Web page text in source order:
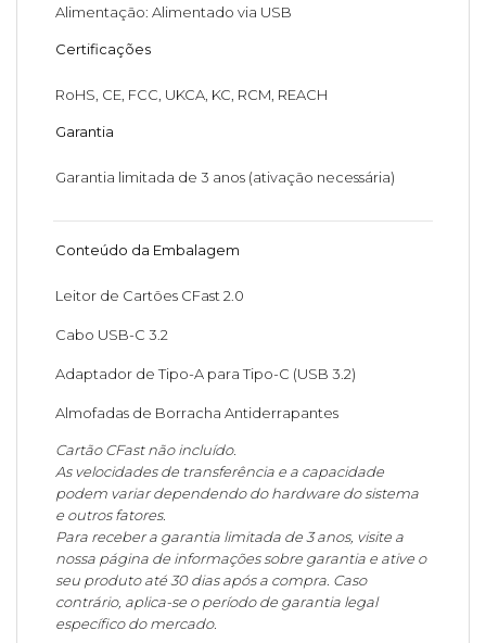
Alimentação: Alimentado via USB
Certificações
RoHS, CE, FCC, UKCA, KC, RCM, REACH
Garantia
Garantia limitada de 3 anos (ativação necessária)
Conteúdo da Embalagem
Leitor de Cartões CFast 2.0
Cabo USB-C 3.2
Adaptador de Tipo-A para Tipo-C (USB 3.2)
Almofadas de Borracha Antiderrapantes
Cartão CFast não incluído.
As velocidades de transferência e a capacidade
podem variar dependendo do hardware do sistema
e outros fatores.
Para receber a garantia limitada de 3 anos, visite a
nossa página de informações sobre garantia e ative o
seu produto até 30 dias após a compra. Caso
contrário, aplica-se o período de garantia legal
específico do mercado.